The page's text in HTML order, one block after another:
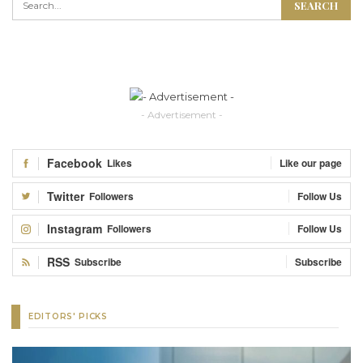
- Advertisement -
Facebook Likes Like our page
Twitter Followers Follow Us
Instagram Followers Follow Us
RSS Subscribe Subscribe
EDITORS' PICKS